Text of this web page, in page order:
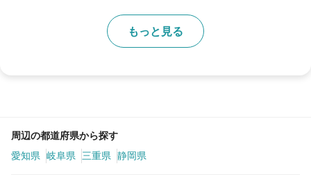
もっと見る
周辺の都道府県から探す
愛知県 岐阜県 三重県 静岡県